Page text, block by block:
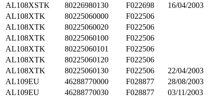
AL108XSTK
80226980130 F022698
16/04/2003
AL108XTK
80225060000
F022506
AL108XTK
80225060020
F022506
AL108XTK
80225060100
F022506
AL108XTK
80225060101
F022506
AL108XTK
80225060120
F022506
AL108XTK
80225060130 F022506
22/04/2003
AL109EU
46288770000 F028877
28/08/2003
AL109EU
46288770030 F028877
03/11/2003